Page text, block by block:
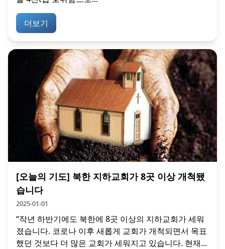
더보기
[오늘의 기도] 북한 지하교회가 8곳 이상 개척됐
습니다
2025-01-01
“작년 하반기에도 북한에 8곳 이상의 지하교회가 세워
졌습니다. 코로나 이후 새롭게 교회가 개척되면서 목표
했던 것보다 더 많은 교회가 세워지고 있습니다. 현재...